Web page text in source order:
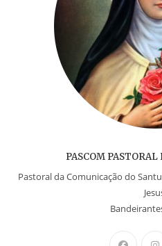
PASCOM PASTORAL
Pastoral da Comunicação do